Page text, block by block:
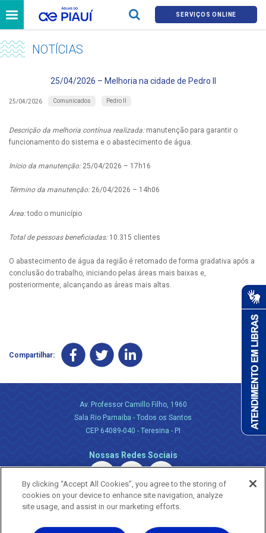
SERVIÇOS ONLINE
NOTÍCIAS
25/04/2026 – Melhoria na cidade de Pedro II
25/04/2026 Comunicados Pedro II
Descrição da melhoria contínua realizada:manutenção para garantir o
funcionamento do sistema e o abastecimento de água.
Início da manutenção:25/04/2026 – 17h16
Término da manutenção:26/04/2026 – 14h06
Área:todo o município
Total de pessoas beneficiadas:10.315 clientes
O abastecimento de água da região é retomado de forma gradativa após a
conclusão do trabalho, iniciando pelas áreas mais baixas e,
posteriormente, alcançando as áreas mais altas.
Compartilhar:
Av. Professor Camillo Filho, 1960
Sala Rio Parnaiba - Todos os Santos
CEP 64089-040 - Teresina - PI
Nossas Redes Sociais
By clicking “Accept All Cookies”, you agree to the storing of
cookies on your device to enhance site navigation, analyze
site usage, and assist in our marketing efforts.